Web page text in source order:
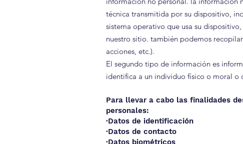
técnica transmitida por su dispositivo,
sistema operativo que usa su
nuestro sitio. también podemos
acciones, etc.).
El segundo tipo de información es
identifica a un individuo físico o moral o
Para llevar a cabo las finalidades
personales:
·Datos de identificación
·Datos de contacto
·Datos biométricos